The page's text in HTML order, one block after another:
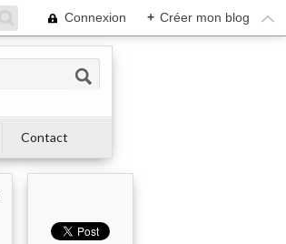
Connexion + Créer mon blog
Contact